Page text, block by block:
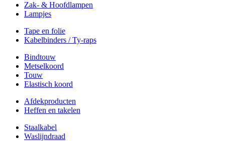
Zak- & Hoofdlampen
Lampjes
Tape en folie
Kabelbinders / Ty-raps
Bindtouw
Metselkoord
Touw
Elastisch koord
Afdekproducten
Heffen en takelen
Staalkabel
Waslijndraad